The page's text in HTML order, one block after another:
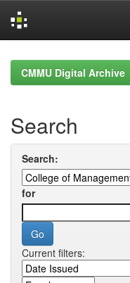
navigationCMMU Digital Archive
Search
Search:
for
Current filters: